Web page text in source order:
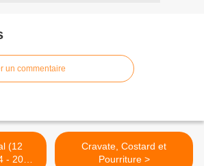
un commentaire
- 20
Cravate, Costard et
Pourriture >